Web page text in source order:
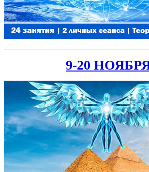
9-20